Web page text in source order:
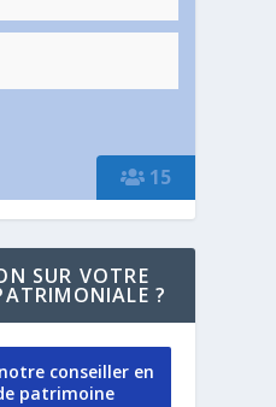
15
SUR VOTRE
?
conseiller en
patrimoine